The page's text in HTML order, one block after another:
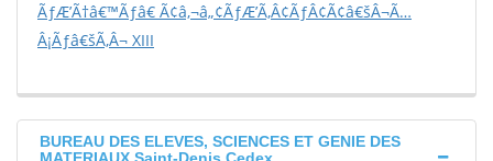
ÃƒÆ’Ã†â€™Ãƒâ€ Ã¢â‚¬â„¢ÃƒÆ’Ã‚Â¢ÃƒÂ¢Ã¢â€šÂ¬Ã…
Â¡Ãƒâ€šÃ‚Â¬ XIII
BUREAU DES ELEVES, SCIENCES ET GENIE DES